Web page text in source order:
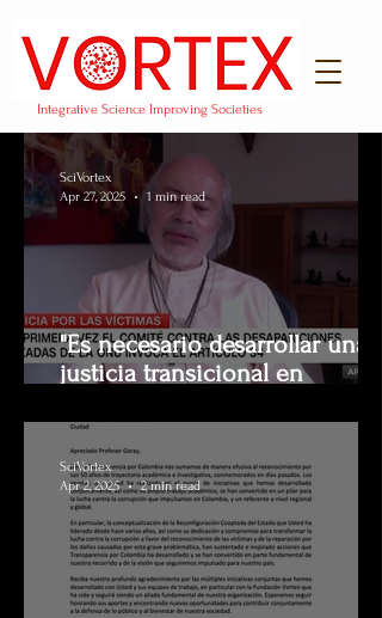
Integrative Science Improving Societies
"Es necesario desarrollar una
justicia transicional en
CNN Español.
SciVortex
Apr 27, 2025
1 min read
SciVortex
Apr 2, 2025
2 min read